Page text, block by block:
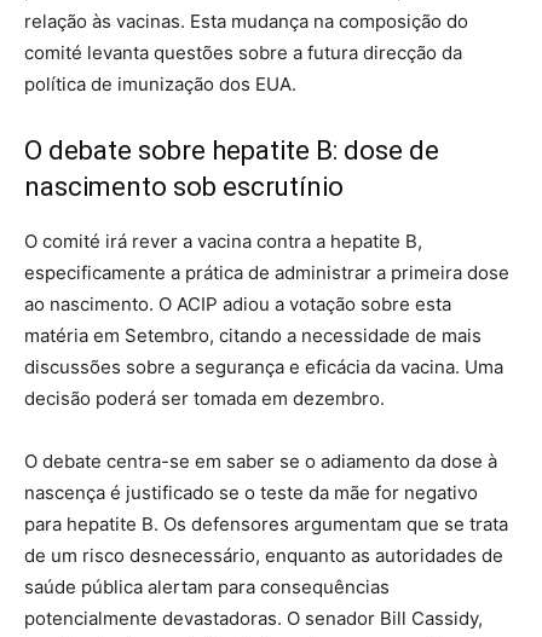
relação às vacinas. Esta mudança na composição do
comité levanta questões sobre a futura direcção da
política de imunização dos EUA.
O debate sobre hepatite B: dose de
nascimento sob escrutínio
O comité irá rever a vacina contra a hepatite B,
especificamente a prática de administrar a primeira dose
ao nascimento. O ACIP adiou a votação sobre esta
matéria em Setembro, citando a necessidade de mais
discussões sobre a segurança e eficácia da vacina. Uma
decisão poderá ser tomada em dezembro.
O debate centra-se em saber se o adiamento da dose à
nascença é justificado se o teste da mãe for negativo
para hepatite B. Os defensores argumentam que se trata
de um risco desnecessário, enquanto as autoridades de
saúde pública alertam para consequências
potencialmente devastadoras. O senador Bill Cassidy,